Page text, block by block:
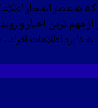
کـه به عـصر انفـجار
مهم ترین اخبار و
اطلاعات افراد ،